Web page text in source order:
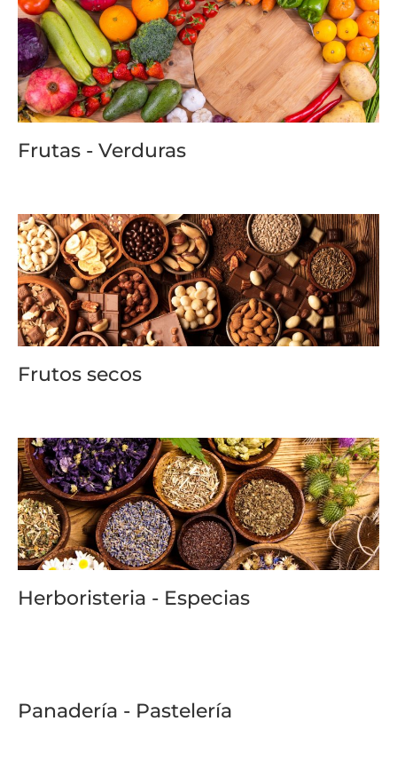
Frutas - Verduras
Frutos secos
Herboristeria - Especias
Panadería - Pastelería